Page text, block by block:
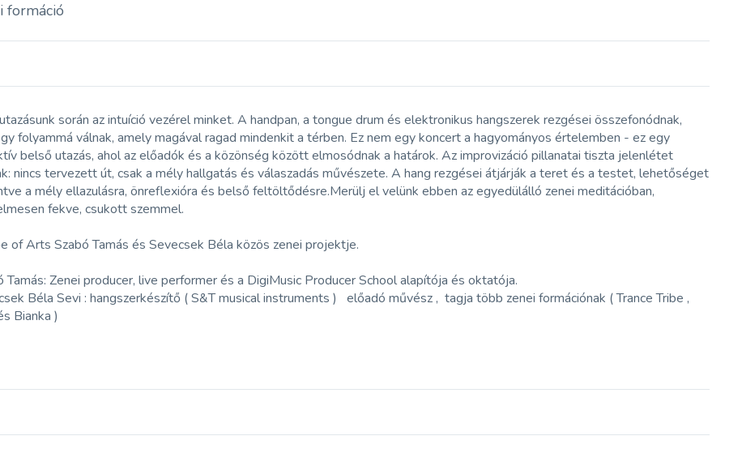
formáció
során az intuíció vezérel minket. A handpan, a tongue drum és elektronikus hangszerek rezgései összefonódnak,
folyammá válnak, amely magával ragad mindenkit a térben. Ez nem egy koncert a hagyományos értelemben - ez egy
belső utazás, ahol az előadók és a közönség között elmosódnak a határok. Az improvizáció pillanatai tiszta jelenlétet
nincs tervezett út, csak a mély hallgatás és válaszadás művészete. A hang rezgései átjárják a teret és a testet, lehetőséget
a mély ellazulásra, önreflexióra és belső feltöltődésre.Merülj el velünk ebben az egyedülálló zenei meditációban,
fekve, csukott szemmel.
of Arts Szabó Tamás és Sevecsek Béla közös zenei projektje.
Tamás: Zenei producer, live performer és a DigiMusic Producer School alapítója és oktatója.
Béla Sevi : hangszerkészítő ( S&T musical instruments ) előadó művész , tagja több zenei formációnak ( Trance Tribe ,
Bianka )